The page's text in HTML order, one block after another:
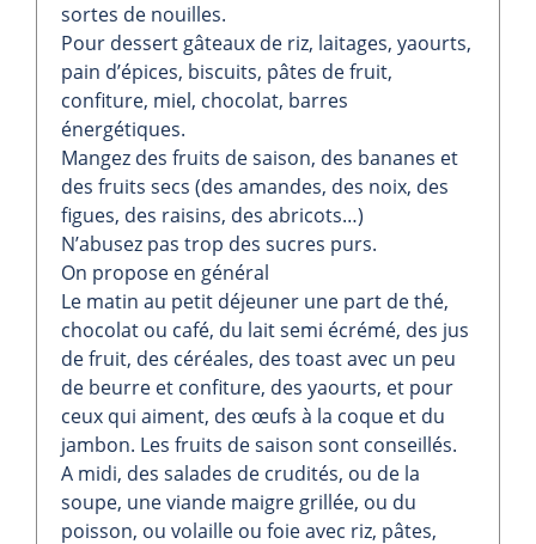
sortes de nouilles.
Pour dessert gâteaux de riz, laitages, yaourts,
pain d’épices, biscuits, pâtes de fruit,
confiture, miel, chocolat, barres
énergétiques.
Mangez des fruits de saison, des bananes et
des fruits secs (des amandes, des noix, des
figues, des raisins, des abricots…)
N’abusez pas trop des sucres purs.
On propose en général
Le matin au petit déjeuner une part de thé,
chocolat ou café, du lait semi écrémé, des jus
de fruit, des céréales, des toast avec un peu
de beurre et confiture, des yaourts, et pour
ceux qui aiment, des œufs à la coque et du
jambon. Les fruits de saison sont conseillés.
A midi, des salades de crudités, ou de la
soupe, une viande maigre grillée, ou du
poisson, ou volaille ou foie avec riz, pâtes,